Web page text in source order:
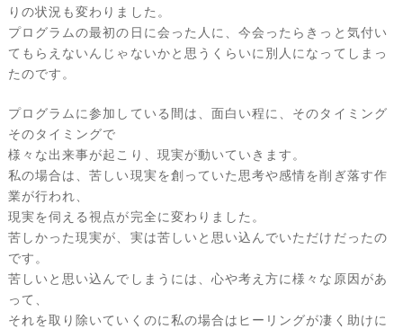
りの状況も変わりました。
プログラムの最初の日に会った人に、今会ったらきっと気付い
てもらえないんじゃないかと思うくらいに別人になってしまっ
たのです。
プログラムに参加している間は、面白い程に、そのタイミング
そのタイミングで
様々な出来事が起こり、現実が動いていきます。
私の場合は、苦しい現実を創っていた思考や感情を削ぎ落す作
業が行われ、
現実を伺える視点が完全に変わりました。
苦しかった現実が、実は苦しいと思い込んでいただけだったの
です。
苦しいと思い込んでしまうには、心や考え方に様々な原因があ
って、
それを取り除いていくのに私の場合はヒーリングが凄く助けに